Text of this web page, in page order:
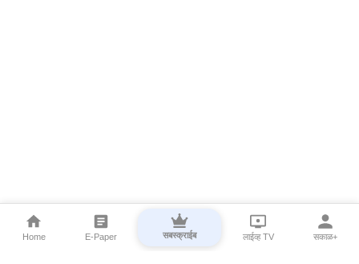
Home E-Paper सबस्क्राईब लाईव्ह TV सकाळ+